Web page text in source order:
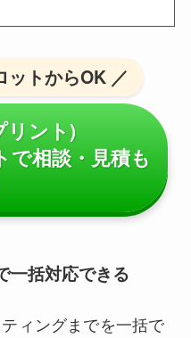
ットからOK ／
リント)
で相談・見積も
一括対応できる
ィングまでを一括で